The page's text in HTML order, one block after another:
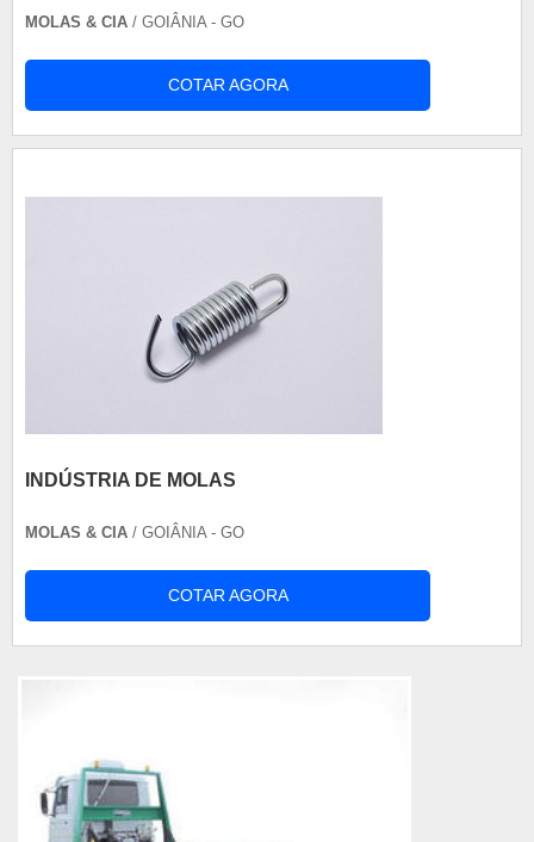
MOLAS & CIA / GOIÂNIA - GO
COTAR AGORA
INDÚSTRIA DE MOLAS
MOLAS & CIA / GOIÂNIA - GO
COTAR AGORA